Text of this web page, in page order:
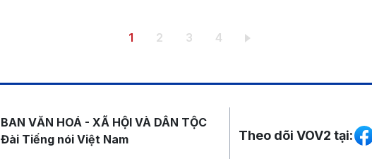
Trang hiện thời
1 Trang
2 Trang
3 Trang
4
BAN VĂN HOÁ - XÃ HỘI VÀ DÂN TỘC
Đài Tiếng nói Việt Nam
Mạng xã hội
Theo dõi VOV2 tại: